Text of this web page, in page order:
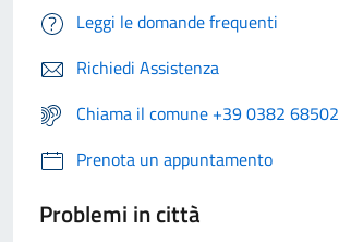
Leggi le domande frequenti
Richiedi Assistenza
Chiama il comune +39 0382 68502
Prenota un appuntamento
Problemi in città